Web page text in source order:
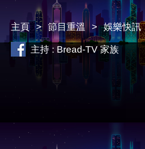
主頁 節目重溫 娛樂快訊
主持 : Bread-TV 家族